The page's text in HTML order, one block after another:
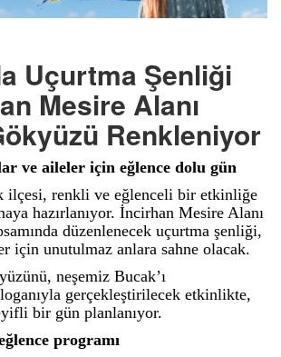
Uçurtma Şenliği
Mesire Alanı
Renkleniyor
ve aileler için eğlence dolu gün
ilçesi, renkli ve eğlenceli bir etkinliğe
hazırlanıyor. İncirhan Mesire Alanı
düzenlenecek uçurtma şenliği,
için unutulmaz anlara sahne olacak.
neşemiz Bucak’ı
gerçekleştirilecek etkinlikte,
bir gün planlanıyor.
programı